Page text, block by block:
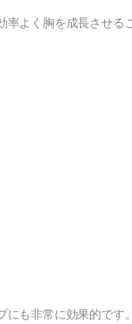
よく胸を成長させる
も非常に効果的です。